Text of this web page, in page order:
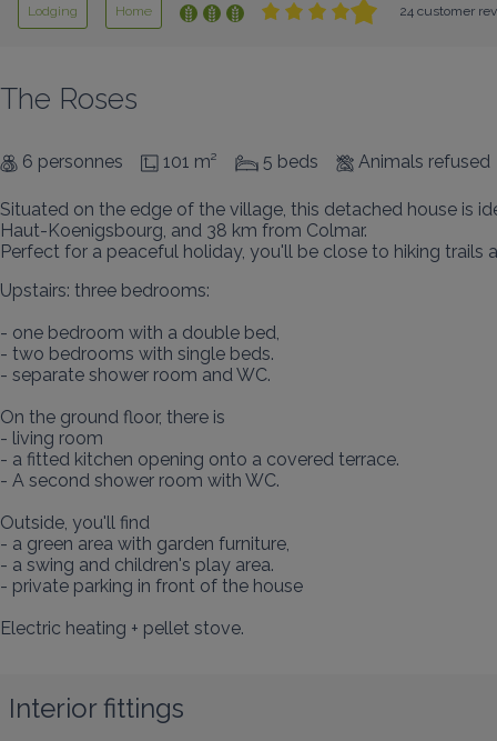
Lodging Home 24 customer
The Roses
6 personnes 101 m² 5 beds Animals refused
Situated on the edge of the village, this detached house is
Haut-Koenigsbourg, and 38 km from Colmar.
Perfect for a peaceful holiday, you'll be close to hiking trails
Upstairs: three bedrooms:
- one bedroom with a double bed,
- two bedrooms with single beds.
- separate shower room and WC.
On the ground floor, there is
- living room
- a fitted kitchen opening onto a covered terrace.
- A second shower room with WC.
Outside, you'll find
- a green area with garden furniture,
- a swing and children's play area.
- private parking in front of the house
Electric heating + pellet stove.
Interior fittings